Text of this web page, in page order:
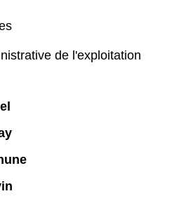
de l'exploitation